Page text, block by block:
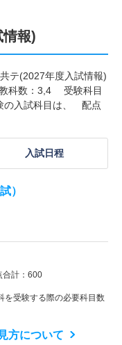
情報)
テ(2027年度入試情報)
科数：3,4 受験科目
の入試科目は、 配点
入試日程
）
計：600
受験する際の必要科目数
方について